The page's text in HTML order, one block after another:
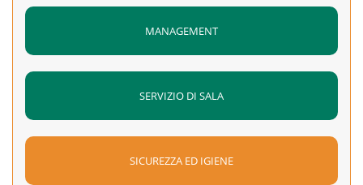
MANAGEMENT
SERVIZIO DI SALA
SICUREZZA ED IGIENE